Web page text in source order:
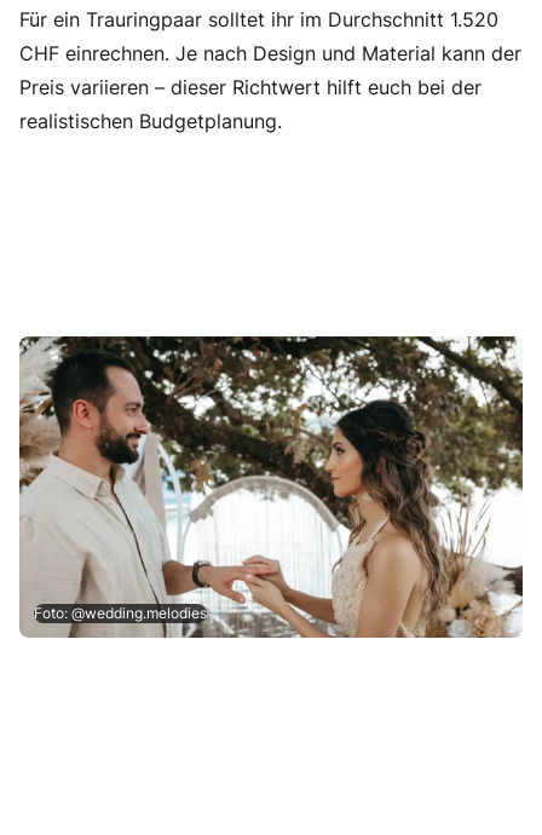
Für ein Trauringpaar solltet ihr im Durchschnitt 1.520
CHF einrechnen. Je nach Design und Material kann der
Preis variieren – dieser Richtwert hilft euch bei der
realistischen Budgetplanung.
Foto: @wedding.melodies